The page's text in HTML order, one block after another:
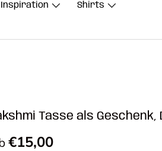
Inspiration Shirts
Tasse als
Normaler Preis
€15,00